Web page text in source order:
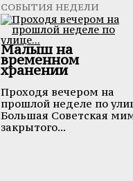
СОБЫТИЯ НЕДЕЛИ
Малыш на
временном
хранении
Проходя вечером на
прошлой неделе по
Большая Советская
закрытого...